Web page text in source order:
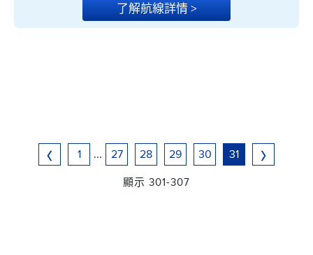
了解航線詳情 >
1 ... 27 28 29 30 31
顯示 301-307